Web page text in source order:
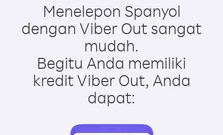
Menelepon Spanyol
dengan Viber Out sangat
mudah.
Begitu Anda memiliki
kredit Viber Out, Anda
dapat: